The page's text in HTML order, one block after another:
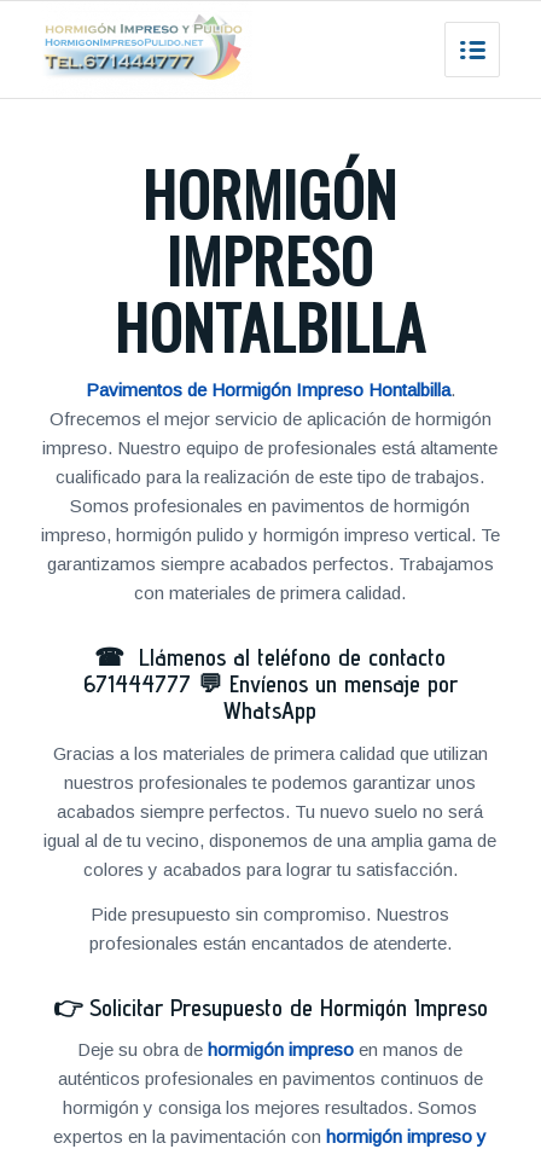
HORMIGÓN
IMPRESO
HONTALBILLA
Pavimentos de Hormigón Impreso Hontalbilla.
Ofrecemos el mejor servicio de aplicación de hormigón
impreso. Nuestro equipo de profesionales está altamente
cualificado para la realización de este tipo de trabajos.
Somos profesionales en pavimentos de hormigón
impreso, hormigón pulido y hormigón impreso vertical. Te
garantizamos siempre acabados perfectos. Trabajamos
con materiales de primera calidad.
☎ Llámenos al teléfono de contacto
671444777 💬 Envíenos un mensaje por
WhatsApp
Gracias a los materiales de primera calidad que utilizan
nuestros profesionales te podemos garantizar unos
acabados siempre perfectos. Tu nuevo suelo no será
igual al de tu vecino, disponemos de una amplia gama de
colores y acabados para lograr tu satisfacción.
Pide presupuesto sin compromiso. Nuestros
profesionales están encantados de atenderte.
👉 Solicitar Presupuesto de Hormigón Impreso
Deje su obra dehormigón impreso en manos de
auténticos profesionales en pavimentos continuos de
hormigón y consiga los mejores resultados. Somos
expertos en la pavimentación conhormigón impreso y